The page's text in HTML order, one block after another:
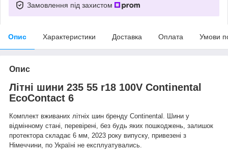
Замовлення під захистом
Опис Характеристики Доставка Оплата Умови
Опис
Літні шини 235 55 r18 100V Continental
EcoContact 6
Комплект вживаних літніх шин бренду Continental. Шини у
відмінному стані, перевірені, без будь яких пошкоджень, залишок
протектора складає 6 мм, 2023 року випуску, привезені з
Німеччини, по Україні не експлуатувались.